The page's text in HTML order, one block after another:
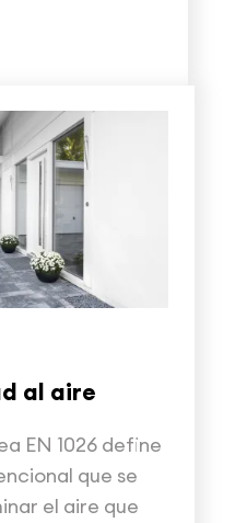
al aire
EN 1026 define
que se
el aire que